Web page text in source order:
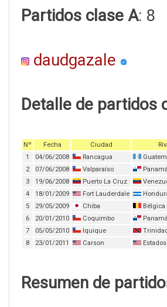
Partidos clase A: 8
daudgazale
Detalle de partidos
Nº Fecha Ciudad
1
04/06/2008 Rancagua
2
07/06/2008 Valparaíso Panamá
3
19/06/2008 Puerto La Cruz
4
18/01/2009 Fort Lauderdale
5
29/05/2009 Chiba Bélgica
6
20/01/2010 Coquimbo Panamá
7
05/05/2010 Iquique
8
23/01/2011 Carson
Resumen de